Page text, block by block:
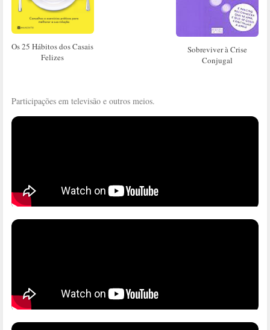
Os 25 Hábitos dos Casais
Felizes
Sobreviver à Crise
Conjugal
Participações em televisão e outros meios.